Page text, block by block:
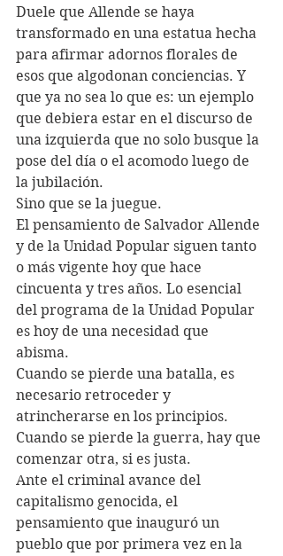
Duele que Allende se haya
transformado en una estatua hecha
para afirmar adornos florales de
esos que algodonan conciencias. Y
que ya no sea lo que es: un ejemplo
que debiera estar en el discurso de
una izquierda que no solo busque la
pose del día o el acomodo luego de
la jubilación.
Sino que se la juegue.
El pensamiento de Salvador Allende
y de la Unidad Popular siguen tanto
o más vigente hoy que hace
cincuenta y tres años. Lo esencial
del programa de la Unidad Popular
es hoy de una necesidad que
abisma.
Cuando se pierde una batalla, es
necesario retroceder y
atrincherarse en los principios.
Cuando se pierde la guerra, hay que
comenzar otra, si es justa.
Ante el criminal avance del
capitalismo genocida, el
pensamiento que inauguró un
pueblo que por primera vez en la